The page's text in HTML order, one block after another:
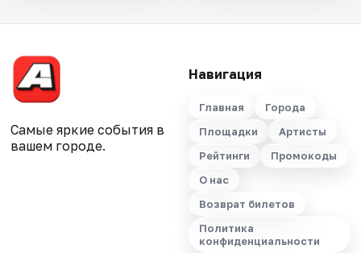
Самые яркие события в
вашем городе.
Навигация
Главная
Города
Площадки
Артисты
Рейтинги
Промокоды
О нас
Возврат билетов
Политика
конфиденциальности